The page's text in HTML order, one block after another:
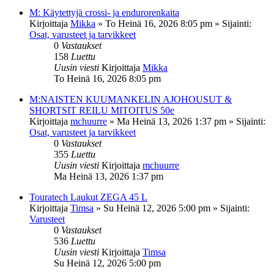
M: Käytettyjä crossi- ja endurorenkaita
Kirjoittaja Mikka » To Heinä 16, 2026 8:05 pm » Sijainti:
Osat, varusteet ja tarvikkeet
0 Vastaukset
158 Luettu
Uusin viesti Kirjoittaja Mikka
To Heinä 16, 2026 8:05 pm
M:NAISTEN KUUMANKELIN AJOHOUSUT &
SHORTSIT REILU MITOITUS 50e
Kirjoittaja mchuurre » Ma Heinä 13, 2026 1:37 pm » Sijainti:
Osat, varusteet ja tarvikkeet
0 Vastaukset
355 Luettu
Uusin viesti Kirjoittaja mchuurre
Ma Heinä 13, 2026 1:37 pm
Touratech Laukut ZEGA 45 L
Kirjoittaja Timsa » Su Heinä 12, 2026 5:00 pm » Sijainti:
Varusteet
0 Vastaukset
536 Luettu
Uusin viesti Kirjoittaja Timsa
Su Heinä 12, 2026 5:00 pm